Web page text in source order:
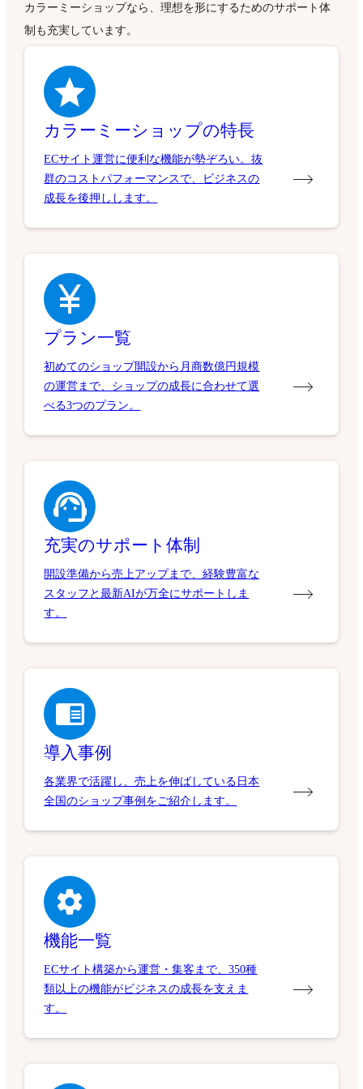
カラーミーショップなら、理想を形にするためのサポート体
制も充実しています。
カラーミーショップの特長
ECサイト運営に便利な機能が勢ぞろい。抜
群のコストパフォーマンスで、ビジネスの
成長を後押しします。
プラン一覧
初めてのショップ開設から月商数億円規模
の運営まで、ショップの成長に合わせて選
べる3つのプラン。
充実のサポート体制
開設準備から売上アップまで、経験豊富な
スタッフと最新AIが万全にサポートしま
す。
導入事例
各業界で活躍し、売上を伸ばしている日本
全国のショップ事例をご紹介します。
機能一覧
ECサイト構築から運営・集客まで、350種
類以上の機能がビジネスの成長を支えま
す。